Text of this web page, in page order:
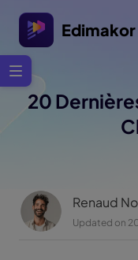
Edimakor
20
Renaud
Updated on